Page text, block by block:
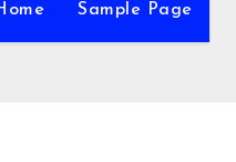
Sample Page